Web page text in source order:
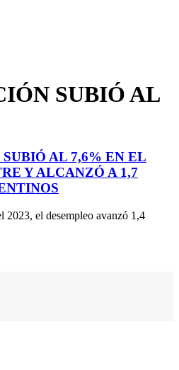
SUBIÓ AL
AL 7,6% EN EL
Y ALCANZÓ A 1,7
2023, el desempleo avanzó 1,4